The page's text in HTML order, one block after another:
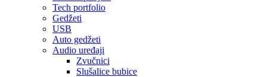
Tech portfolio
Gedžeti
USB
Auto gedžeti
Audio uređaji
Zvučnici
Slušalice bubice